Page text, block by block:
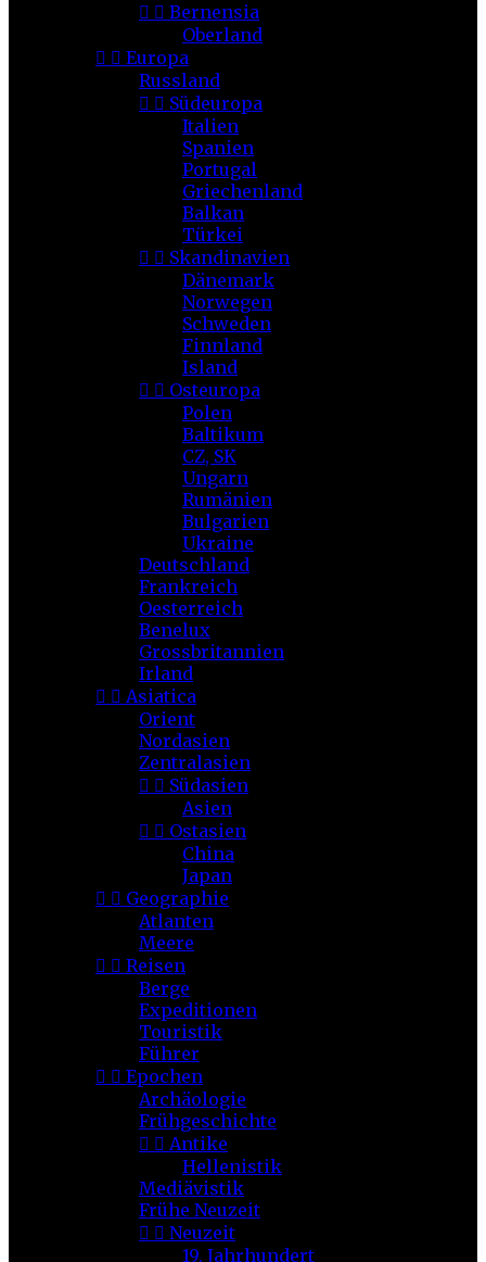
  Bernensia
Oberland
  Europa
Russland
  Südeuropa
Italien
Spanien
Portugal
Griechenland
Balkan
Türkei
  Skandinavien
Dänemark
Norwegen
Schweden
Finnland
Island
  Osteuropa
Polen
Baltikum
CZ, SK
Ungarn
Rumänien
Bulgarien
Ukraine
Deutschland
Frankreich
Oesterreich
Benelux
Grossbritannien
Irland
  Asiatica
Orient
Nordasien
Zentralasien
  Südasien
Asien
  Ostasien
China
Japan
  Geographie
Atlanten
Meere
  Reisen
Berge
Expeditionen
Touristik
Führer
  Epochen
Archäologie
Frühgeschichte
  Antike
Hellenistik
Mediävistik
Frühe Neuzeit
  Neuzeit
19. Jahrhundert